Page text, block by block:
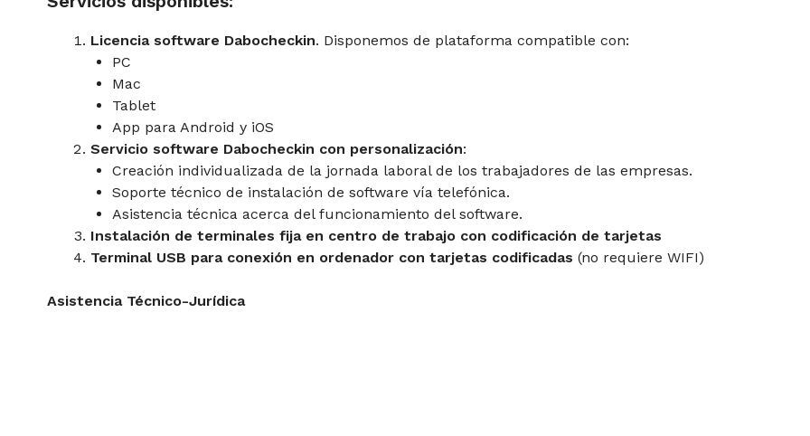
Licencia software Dabocheckin. Disponemos de plataforma compatible con:
PC
Mac
Tablet
App para Android y iOS
Servicio software Dabocheckin con personalización:
Creación individualizada de la jornada laboral de los trabajadores de las empresas.
Soporte técnico de instalación de software vía telefónica.
Asistencia técnica acerca del funcionamiento del software.
Instalación de terminales fija en centro de trabajo con codificación de tarjetas
Terminal USB para conexión en ordenador con tarjetas codificadas (no requiere WIFI)
Asistencia Técnico-Jurídica